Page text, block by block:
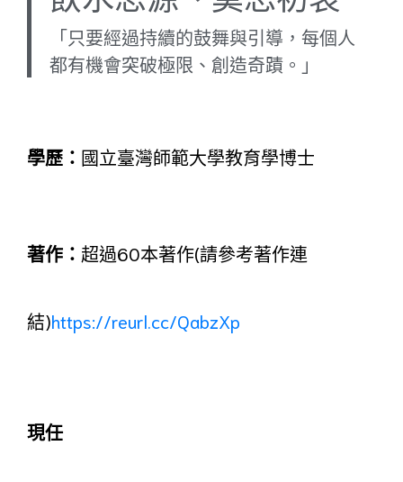
「只要經過持續的鼓舞與引導，每個人
都有機會突破極限、創造奇蹟。」
學歷： 國立臺灣師範大學教育學博士
著作： 超過60本著作(請參考著作連
結)https://reurl.cc/QabzXp
現任